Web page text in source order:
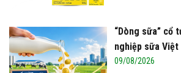
“Dòng sữa” cổ
nghiệp sữa Việt
09/08/2026